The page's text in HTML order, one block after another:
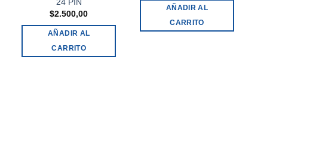
$2.500,00
AÑADIR AL
CARRITO
AÑADIR AL
CARRITO